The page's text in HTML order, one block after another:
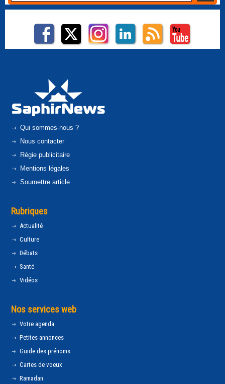
Qui sommes-nous ?
Nous contacter
Régie publicitaire
Mentions légales
Soumettre article
Rubriques
Actualité
Culture
Débats
Santé
Vidéos
Nos services web
Votre agenda
Petites annonces
Guide des prénoms
Cartes de voeux
Ramadan